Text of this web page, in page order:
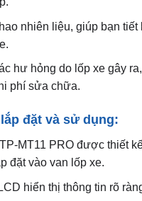
hư hỏng do lốp xe gây ra,
phí sửa chữa.
lắp đặt và sử dụng:
đặt vào van lốp xe.
hiển thị thông tin rõ
trình các ngưỡng cảnh báo